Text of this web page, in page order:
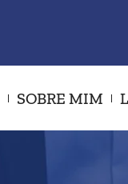
SOBRE MIM